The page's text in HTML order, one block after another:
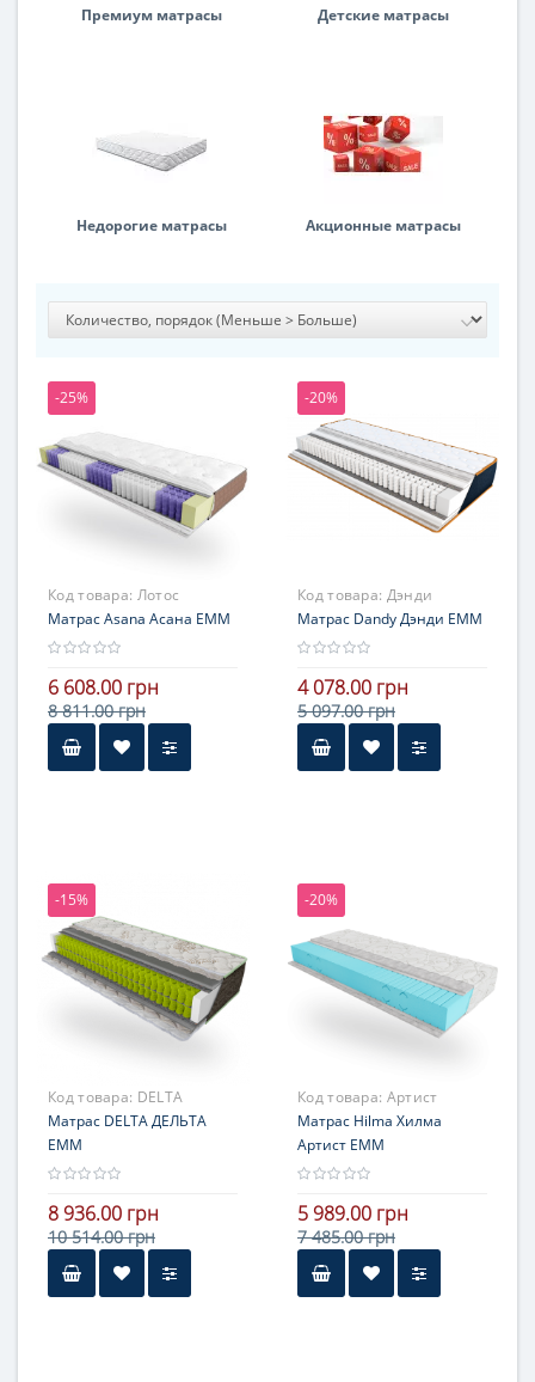
Премиум матрасы Детские матрасы
Недорогие матрасы Акционные матрасы
-25%
Код товара: Лотос
Матрас Asana Асана ЕММ
6 608.00 грн
8 811.00 грн
-20%
Код товара: Дэнди
Матрас Dandy Дэнди ЕММ
4 078.00 грн
5 097.00 грн
Жесткость
средней жесткости
Гарантия
3 года
-15%
Код товара: DELTA
Матрас DELTA ДЕЛЬТА
ЕММ
8 936.00 грн
10 514.00 грн
-20%
Код товара: Артист
Матрас Hilma Хилма
Артист ЕММ
5 989.00 грн
7 485.00 грн